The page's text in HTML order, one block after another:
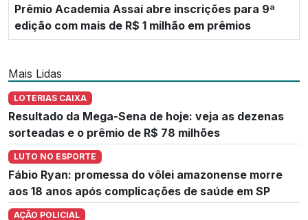
Prêmio Academia Assaí abre inscrições para 9ª
edição com mais de R$ 1 milhão em prêmios
Mais Lidas
LOTERIAS CAIXA
Resultado da Mega-Sena de hoje: veja as dezenas
sorteadas e o prêmio de R$ 78 milhões
LUTO NO ESPORTE
Fábio Ryan: promessa do vôlei amazonense morre
aos 18 anos após complicações de saúde em SP
AÇÃO POLICIAL